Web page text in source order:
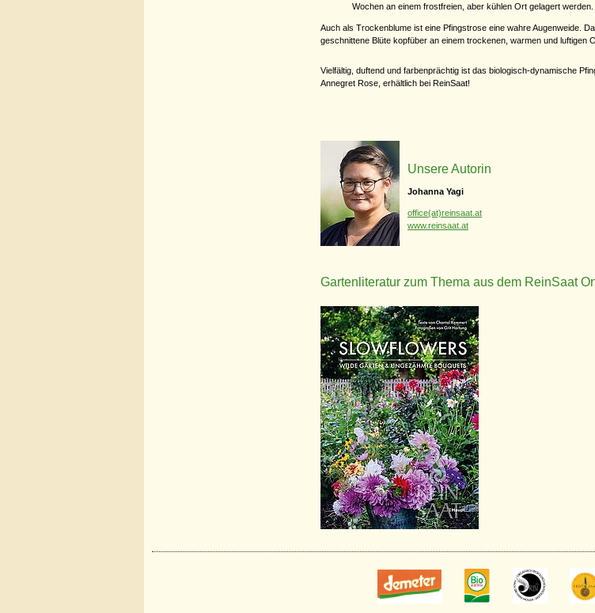
Wochen an einem frostfreien, aber kühlen Ort gelagert werden.
Auch als Trockenblume ist eine Pfingstrose eine wahre Augenweide.
geschnittene Blüte kopfüber an einem trockenen, warmen und luftigen
Vielfältig, duftend und farbenprächtig ist das biologisch-dynamische
Annegret Rose, erhältlich bei ReinSaat!
Unsere Autorin
Johanna Yagi
office(at)reinsaat.at
www.reinsaat.at
Gartenliteratur zum Thema aus dem ReinSaat